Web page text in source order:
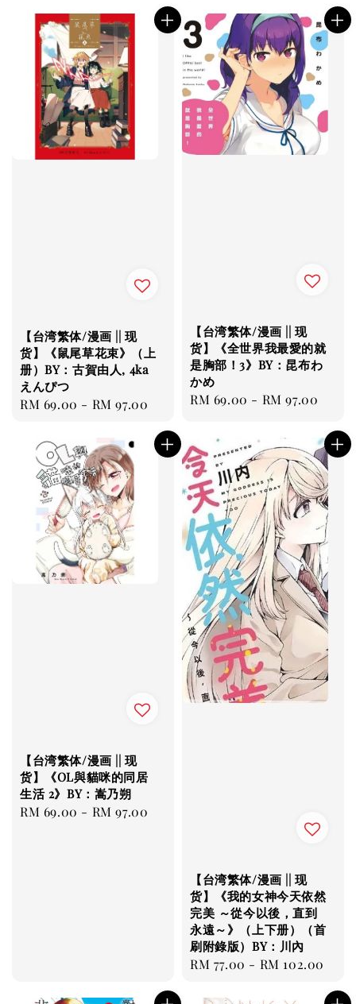
【台湾繁体/漫画 || 现
货】《鼠尾草花束》（上
册）BY：古賀由人, 4ka
えんぴつ
Regular
RM 69.00 - RM 97.00
【台湾繁体/漫画 || 现
货】《全世界我最愛的就
是胸部！3》BY：昆布わ
かめ
Regular
RM 69.00 - RM 97.00
【台湾繁体/漫画 || 现
货】《OL與貓咪的同居
生活 2》BY：嵩乃朔
Regular
RM 69.00 - RM 97.00
【台湾繁体/漫画 || 现
货】《我的女神今天依然
完美 ～從今以後，直到
永遠～》（上下册）（首
刷附錄版）BY：川內
Regular
RM 77.00 - RM 102.00